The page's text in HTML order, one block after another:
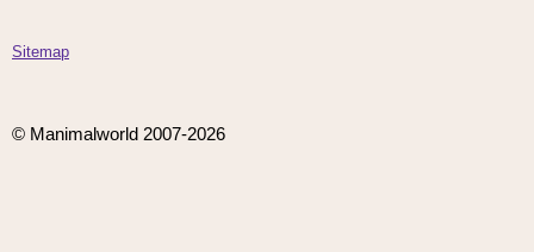
Sitemap
© Manimalworld 2007-2026